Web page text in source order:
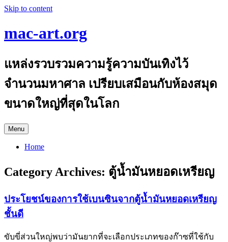
Skip to content
mac-art.org
แหล่งรวบรวมความรู้ความบันเทิงไว้
จำนวนมหาศาล เปรียบเสมือนกับห้องสมุด
ขนาดใหญ่ที่สุดในโลก
Menu
Home
Category Archives: ตู้น้ำมันหยอดเหรียญ
ประโยชน์ของการใช้เบนซินจากตู้น้ำมันหยอดเหรียญ
ชั้นดี
ขับขี่ส่วนใหญ่พบว่ามันยากที่จะเลือกประเภทของก๊าซที่ใช้กับ